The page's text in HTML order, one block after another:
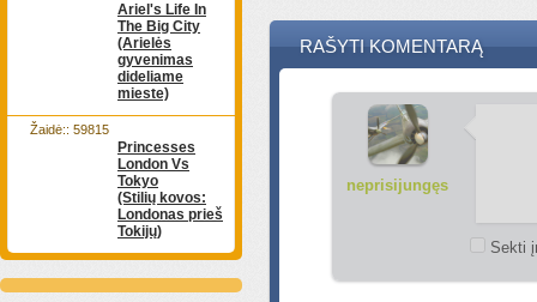
Ariel's Life In
The Big City
(Arielės
gyvenimas
dideliame
mieste)
Princesses
London Vs
Tokyo
(Stilių kovos:
Londonas prieš
Tokijų)
Žaidė:: 59815
RAŠYTI KOMENTARĄ
neprisijungęs
Sekti